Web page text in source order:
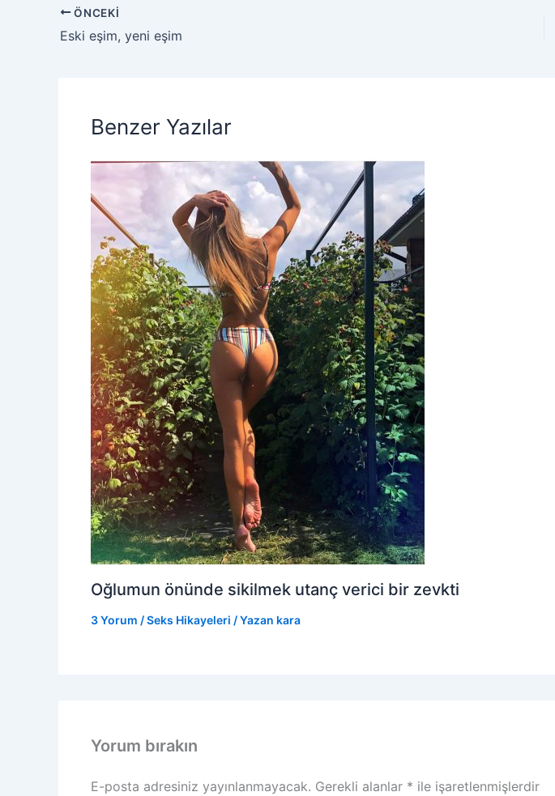
ÖNCEKI
Eski eşim, yeni eşim
Benzer Yazılar
Oğlumun önünde sikilmek utanç verici bir zevkti
3 Yorum /Seks Hikayeleri / Yazan kara
Yorum bırakın
E-posta adresiniz yayınlanmayacak. Gerekli alanlar * ile işaretlenmişlerdir